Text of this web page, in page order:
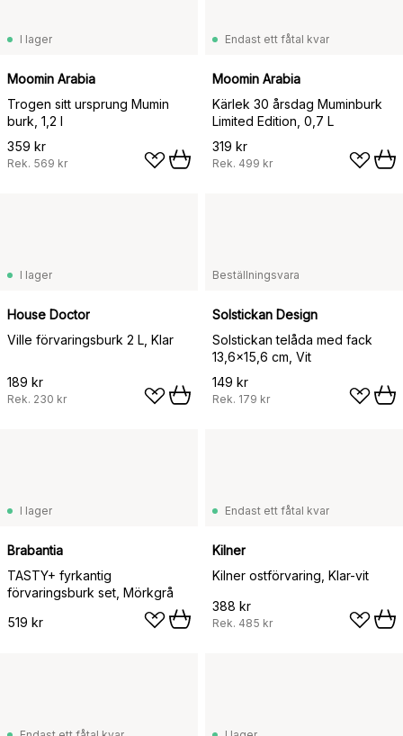
I lager
Moomin Arabia
Trogen sitt ursprung Mumin
burk, 1,2 l
359 kr
Rek. 569 kr
Endast ett fåtal kvar
Moomin Arabia
Kärlek 30 årsdag Muminburk
Limited Edition, 0,7 L
319 kr
Rek. 499 kr
I lager
House Doctor
Ville förvaringsburk 2 L, Klar
189 kr
Rek. 230 kr
Beställningsvara
Solstickan Design
Solstickan telåda med fack
13,6x15,6 cm, Vit
149 kr
Rek. 179 kr
I lager
Brabantia
TASTY+ fyrkantig
förvaringsburk set, Mörkgrå
519 kr
Endast ett fåtal kvar
Kilner
Kilner ostförvaring, Klar-vit
388 kr
Rek. 485 kr